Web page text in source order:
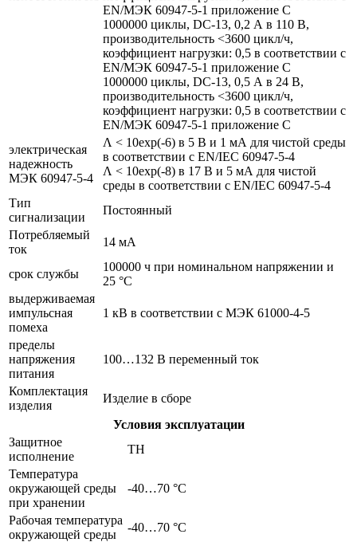
EN/МЭК 60947-5-1 приложение С
1000000 циклы, DC-13, 0,2 А в 110 В,
производительность <3600 цикл/ч,
коэффициент нагрузки: 0,5 в соответствии с
EN/МЭК 60947-5-1 приложение С
1000000 циклы, DC-13, 0,5 А в 24 В,
производительность <3600 цикл/ч,
коэффициент нагрузки: 0,5 в соответствии с
EN/МЭК 60947-5-1 приложение С
электрическая
надежность
МЭК 60947-5-4
Λ < 10exp(-6) в 5 В и 1 мА для чистой среды
в соответствии с EN/IEC 60947-5-4
Λ < 10exp(-8) в 17 В и 5 мА для чистой
среды в соответствии с EN/IEC 60947-5-4
Тип
сигнализации
Постоянный
Потребляемый
ток
14 мА
срок службы
100000 ч при номинальном напряжении и
25 °C
выдерживаемая
импульсная
помеха
1 кВ в соответствии с МЭК 61000-4-5
пределы
напряжения
питания
100…132 В переменный ток
Комплектация
изделия
Изделие в сборе
Условия эксплуатации
Защитное
исполнение
TH
Температура
окружающей среды
при хранении
-40…70 °C
Рабочая температура
окружающей среды
-40…70 °C